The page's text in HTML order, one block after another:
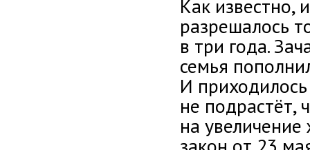
Как известно,
разрешалось
в три года.
семья
И
не подрастёт,
на